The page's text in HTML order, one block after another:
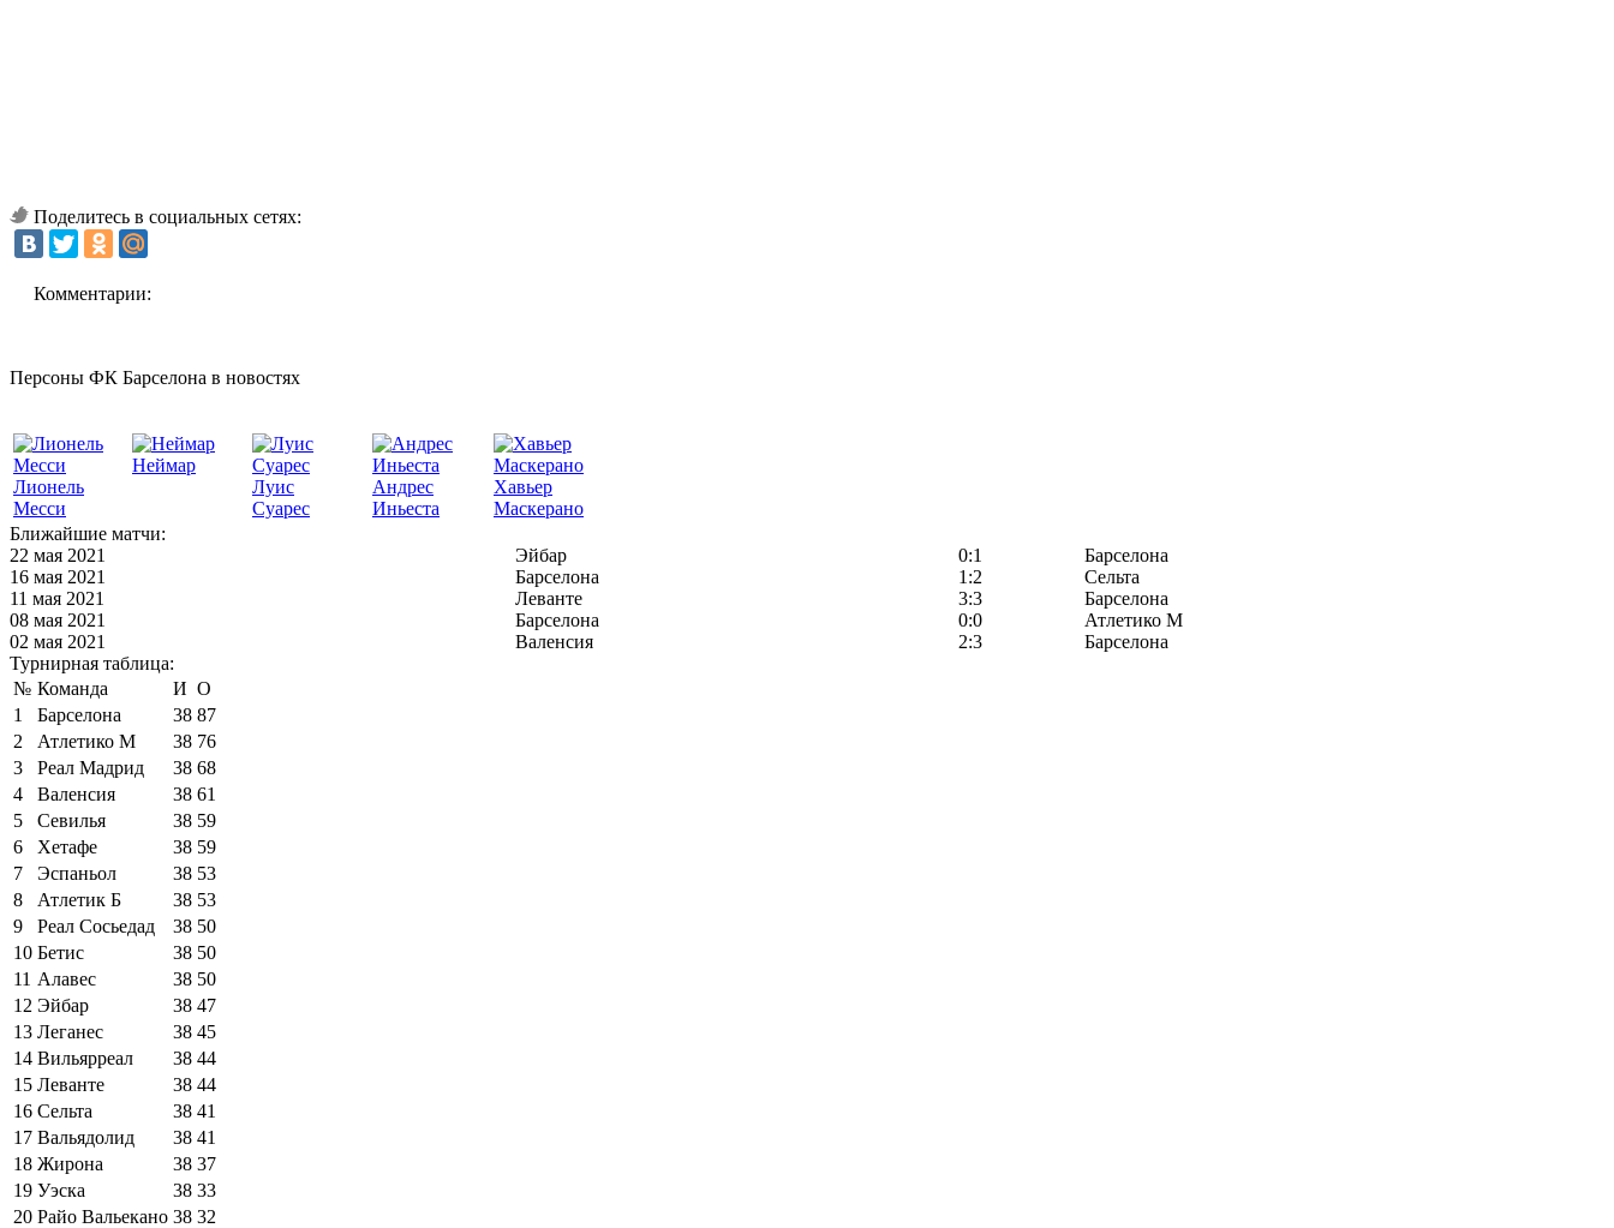
Поделитесь в социальных сетях:
Комментарии:
Персоны ФК Барселона в новостях
Лионель
Месси
Неймар
Луис
Суарес
Андрес
Иньеста
Хавьер
Маскерано
Ближайшие матчи:
22 мая 2021
Эйбар 0:1
Барселона
16 мая 2021
Барселона 1:2
Сельта
11 мая 2021
Леванте 3:3
Барселона
08 мая 2021
Барселона 0:0
Атлетико М
02 мая 2021
Валенсия 2:3
Барселона
Турнирная таблица:
№ Команда И О
1
Барселона 38 87
2
Атлетико М 38 76
3
Реал Мадрид 38 68
4
Валенсия 38 61
5
Севилья 38 59
6
Хетафе 38 59
7
Эспаньол 38 53
8
Атлетик Б 38 53
9
Реал Сосьедад 38 50
10 Бетис 38 50
11 Алавес 38 50
12 Эйбар 38 47
13 Леганес 38 45
14 Вильярреал 38 44
15 Леванте 38 44
16 Сельта 38 41
17 Вальядолид 38 41
18 Жирона 38 37
19 Уэска 38 33
20 Райо Вальекано 38 32